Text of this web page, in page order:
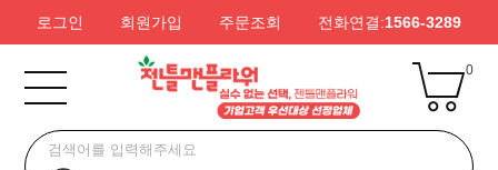
로그인 회원가입 주문조회 전화연결:1566-3289
0